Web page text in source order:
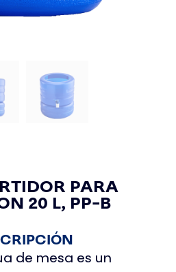
PARA
20 L, PP-B
de mesa es un